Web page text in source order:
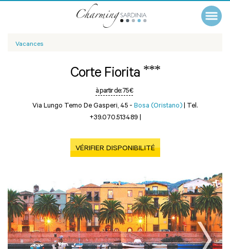
Vacances
Corte Fiorita ***
à partir de: 75 €
Via Lungo Temo De Gasperi, 45 - Bosa (Oristano) | Tel.
+39.070.513489 |
VÉRIFIER DISPONIBILITÉ